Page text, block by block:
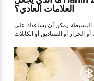
العلامات العادي؟
البسيطة. يمكن أن يساعدك على